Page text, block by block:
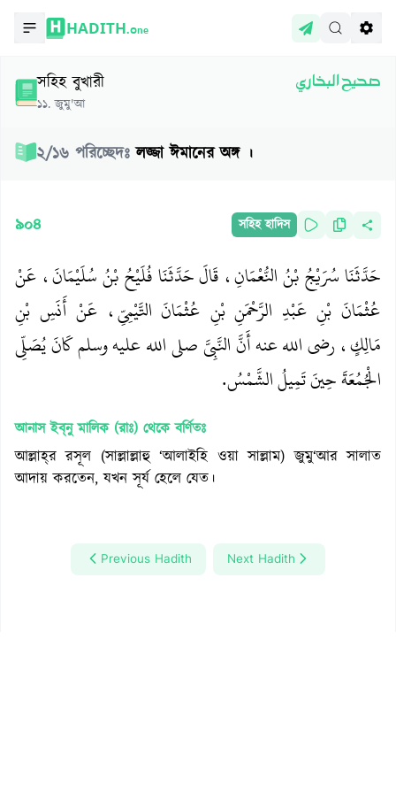
HADITH.One
সহিহ বুখারী
১১.জুমু'আ
صحيح البخاري
২/১৬ পরিচ্ছেদঃ লজ্জা ঈমানের অঙ্গ ।
৯০৪ সহিহ হাদিস
حَدَّثَنَا سُرَيْجُ بْنُ النُّعْمَانِ، قَالَ حَدَّثَنَا فُلَيْحُ بْنُ سُلَيْمَانَ، عَنْ
عُثْمَانَ بْنِ عَبْدِ الرَّحْمَنِ بْنِ عُثْمَانَ التَّيْمِيِّ، عَنْ أَنَسِ بْنِ
مَالِكٍ، رضى الله عنه أَنَّ النَّبِيَّ صلى الله عليه وسلم كَانَ يُصَلِّي
الْجُمُعَةَ حِينَ تَمِيلُ الشَّمْسُ‏.‏
আনাস ইব্‌নু মালিক (রাঃ) থেকে বর্ণিতঃ
আল্লাহ্‌র রসূল (সাল্লাল্লাহু ‘আলাইহি ওয়া সাল্লাম) জুমু‘আর সালাত
আদায় করতেন, যখন সূর্য হেলে যেত।
Previous Hadith Next Hadith